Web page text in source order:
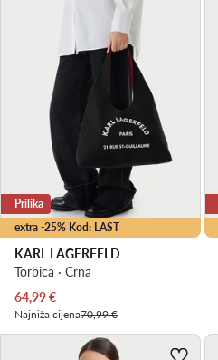
extra -25% Kod: LAST
Prilika
KARL LAGERFELD
Torbica · Crna
Trenutna cijena
64,99€
Najniža cijena70,99 €